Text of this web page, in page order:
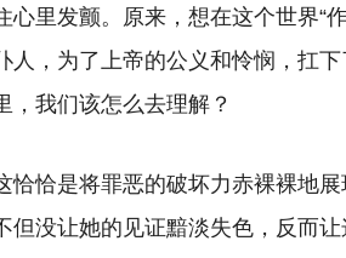
心里发颤。原来，想在这个世界“
人，为了上帝的公义和怜悯，扛
，我们该怎么去理解？
恰恰是将罪恶的破坏力赤裸裸地
但没让她的见证黯淡失色，反而